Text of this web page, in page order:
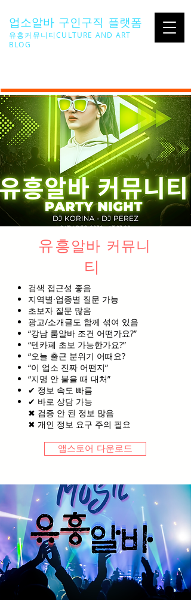
업소알바 구인구직 플랫폼
유흥커뮤니티CULTURE AND ART
BLOG
유흥알바 커뮤니
티
검색 접근성 좋음
지역별·업종별 질문 가능
초보자 질문 많음
광고/소개글도 함께 섞여 있음
“강남 룸알바 조건 어떤가요?”
“텐카페 초보 가능한가요?”
“오늘 출근 분위기 어때요?
“이 업소 진짜 어떤지”
“지명 안 붙을 때 대처”
✔ 정보 속도 빠름
✔ 바로 상담 가능
✖ 검증 안 된 정보 많음
✖ 개인 정보 요구 주의 필요
앱스토어 다운로드